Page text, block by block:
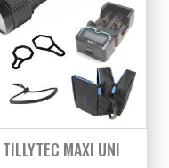
TILLYTEC MAXI UNI